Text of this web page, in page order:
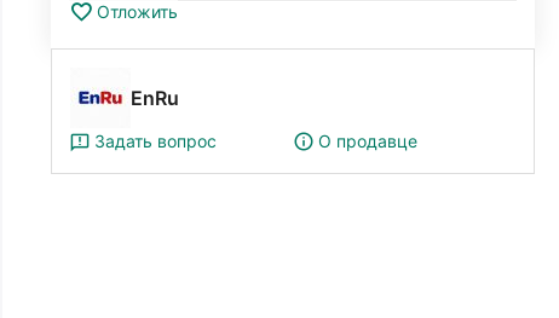
Отложить
EnRu
Задать вопрос О продавце